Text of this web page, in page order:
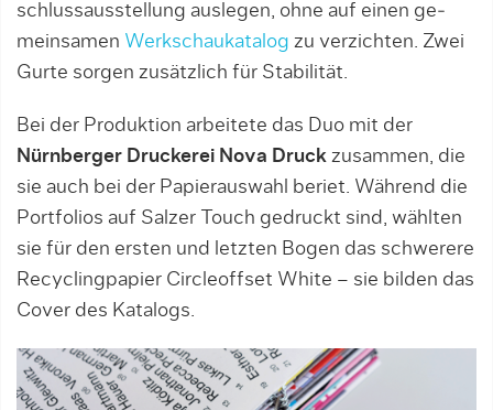
schlussausstellung auslegen, ohne auf einen ge­
mein­samen Werkschaukatalog zu verzichten. Zwei
Gur­te sor­gen zusätzlich für Stabilität.
Bei der Produktion arbeitete das Duo mit der
Nürnberger Druckerei Nova Druck zusammen, die
sie auch bei der Papier­aus­wahl beriet. Während die
Portfolios auf Salzer Touch gedruckt sind, wählten
sie für den ersten und letzten Bogen das schwerere
Recyclingpapier Circle­offset White – sie bilden das
Cover des Katalogs.